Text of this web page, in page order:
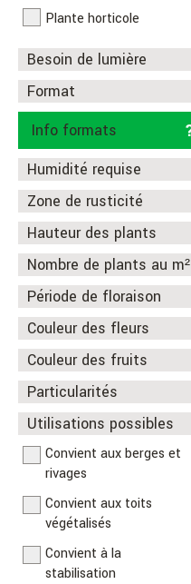
Plante horticole
Besoin de lumière
Format
Info formats
Humidité requise
Sec
Activer le filtre
Zone de rusticité
0 1 1a 2
Activer le filtre
Hauteur des plants
Nombre de plants au m²
Période de floraison
Avril
Juin
Août
Octobre
Couleur des fleurs
Couleur des fruits
Particularités
Plante médicinale
Odorante
Comportement
potentiellement
agressif
Utilisations possibles
Convient aux berges et
rivages
Convient aux toits
végétalisés
Convient à la
stabilisation